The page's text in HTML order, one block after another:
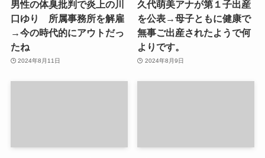
男性の体臭批判で炎上の川
口ゆり 所属事務所を解雇
→今の時代的にアウトだっ
たね
2024年8月11日
久代萌美アナが第１子出産
を公表→母子ともに健康で
無事ご出産されたようで何
よりです。
2024年8月9日